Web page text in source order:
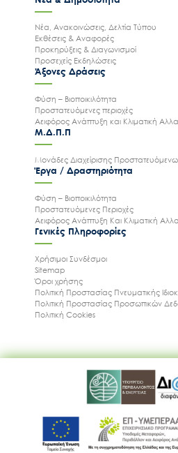
Νέα, Ανακοινώσεις, Δελτία Τύπου
Εκθέσεις & Αναφορές
Προκηρύξεις & Διαγωνισμοί
Προσεχείς Εκδηλώσεις
Άξονες Δράσεις
Φύση – Βιοποικιλότητα
Προστατευόμενες περιοχές
Αειφόρος Ανάπτυξη και Κλιματική
Μ.Δ.Π.Π
Μονάδες Διαχείρισης
Έργα / Δραστηριότητα
Φύση – Βιοποικιλότητα
Προστατευόμενες Περιοχές
Αειφόρος Ανάπτυξη Και Κλιματική
Γενικές Πληροφορίες
Χρήσιμοι Συνδέσμοι
Sitemap
Όροι χρήσης
Πολιτική Προστασίας Πνευματικής
Πολιτική Προστασίας Προσωπικών
Πολιτική Cookies